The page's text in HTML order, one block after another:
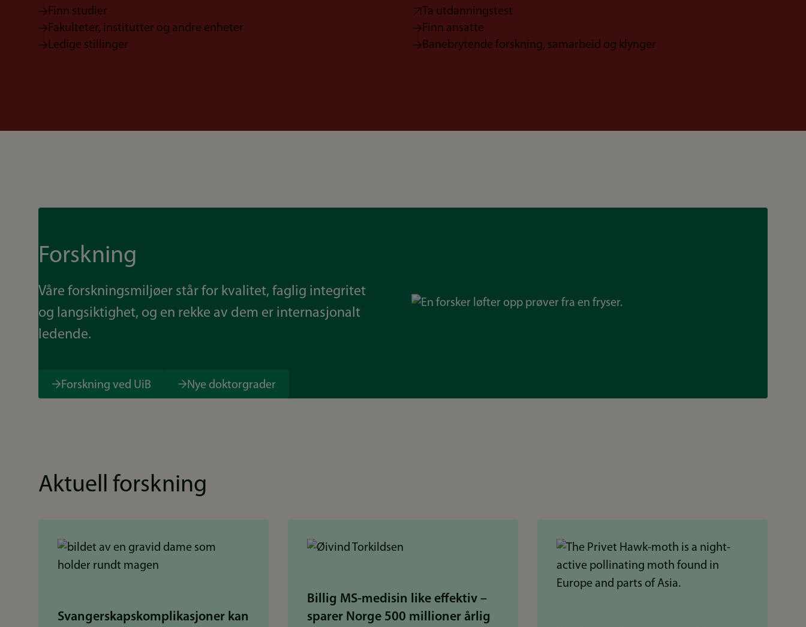
Finn studier
Ta utdanningstest
Fakulteter, institutter og andre enheter
Finn ansatte
Ledige stillinger
Banebrytende forskning, samarbeid og klynger
Forskning
Våre forskningsmiljøer står for kvalitet, faglig integritet
og langsiktighet, og en rekke av dem er internasjonalt
ledende.
Forskning ved UiB Nye doktorgrader
Bilde
Aktuell forskning
Svangerskapskomplikasjoner kan
Billig MS-medisin like effektiv –
sparer Norge 500 millioner årlig